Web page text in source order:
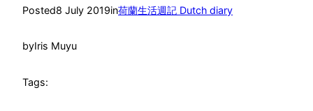
Posted8 July 2019in荷蘭生活週記 Dutch diary
byIris Muyu
Tags: